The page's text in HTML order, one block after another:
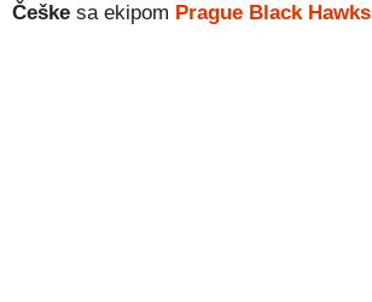
Češke sa ekipom Prague Black Hawks